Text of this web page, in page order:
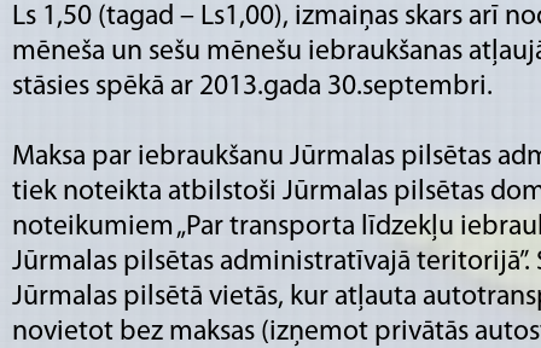
Ls 1,50 (tagad – Ls1,00), izmaiņas skars arī
mēneša un sešu mēnešu iebraukšanas
stāsies spēkā ar 2013.gada 30.septembri.
Maksa par iebraukšanu Jūrmalas pilsētas
tiek noteikta atbilstoši Jūrmalas pilsētas
noteikumiem „Par transporta līdzekļu
Jūrmalas pilsētas administratīvajā teritorijā”.
Jūrmalas pilsētā vietās, kur atļauta
novietot bez maksas (izņemot privātās